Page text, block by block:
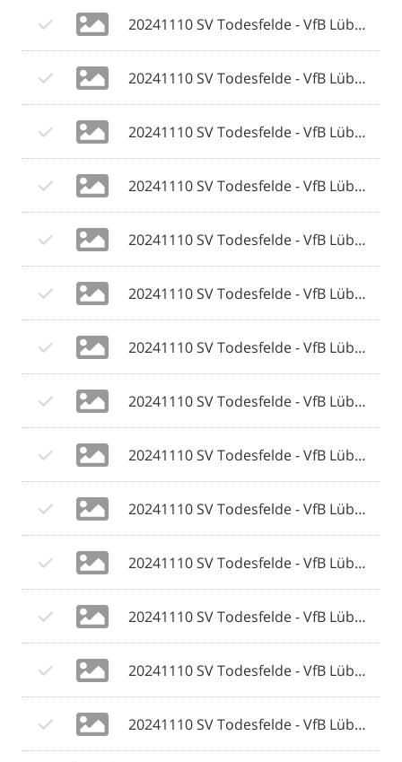
20241110 SV Todesfelde - VfB Lübeck 050 © 2024 Olaf Wegerich.jpg
20241110 SV Todesfelde - VfB Lübeck 051 © 2024 Olaf Wegerich.jpg
20241110 SV Todesfelde - VfB Lübeck 052 © 2024 Olaf Wegerich.jpg
20241110 SV Todesfelde - VfB Lübeck 053 © 2024 Olaf Wegerich.jpg
20241110 SV Todesfelde - VfB Lübeck 054 © 2024 Olaf Wegerich.jpg
20241110 SV Todesfelde - VfB Lübeck 055 © 2024 Olaf Wegerich.jpg
20241110 SV Todesfelde - VfB Lübeck 056 © 2024 Olaf Wegerich.jpg
20241110 SV Todesfelde - VfB Lübeck 057 © 2024 Olaf Wegerich.jpg
20241110 SV Todesfelde - VfB Lübeck 058 © 2024 Olaf Wegerich.jpg
20241110 SV Todesfelde - VfB Lübeck 059 © 2024 Olaf Wegerich.jpg
20241110 SV Todesfelde - VfB Lübeck 060 © 2024 Olaf Wegerich.jpg
20241110 SV Todesfelde - VfB Lübeck 061 © 2024 Olaf Wegerich.jpg
20241110 SV Todesfelde - VfB Lübeck 062 © 2024 Olaf Wegerich.jpg
20241110 SV Todesfelde - VfB Lübeck 063 © 2024 Olaf Wegerich.jpg